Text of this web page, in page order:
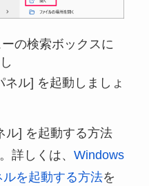
の検索ボックスに
ネル] を起動しましょ
] を起動する方法
詳しくは、Windows
を起動する方法を